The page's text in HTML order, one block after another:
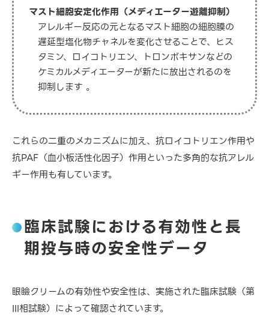
マスト細胞安定化作用（メディエーター遊離抑制）
アレルギー反応の元となるマスト細胞の細胞膜の
遅延型塩化物チャネルを変化させることで、ヒス
タミン、ロイコトリエン、トロンボキサンなどの
ケミカルメディエーターが新たに放出されるのを
抑制します 。
これらの二重のメカニズムに加え、抗ロイコトリエン作用や
抗PAF（血小板活性化因子）作用といった多角的な抗アレル
ギー作用も有しています。
臨床試験における有効性と長
期投与時の安全性データ
眼瞼クリームの有効性や安全性は、実施された臨床試験（第
III相試験）によって確認されています。